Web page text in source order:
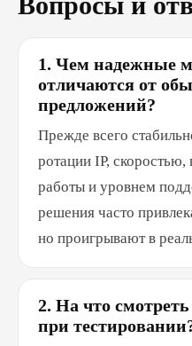
1. Чем надежные
отличаются от
предложений?
Прежде всего
ротации IP,
работы и уровнем
решения часто
но проигрывают в
2. На что
при